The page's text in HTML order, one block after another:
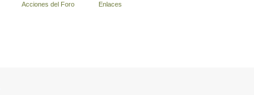
Acciones del Foro Enlaces